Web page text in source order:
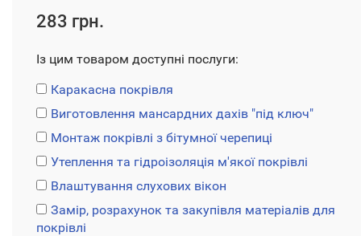
283 грн.
Із цим товаром доступні послуги:
Каракасна покрівля
Виготовлення мансардних дахів "під ключ"
Монтаж покрівлі з бітумної черепиці
Утеплення та гідроізоляція м'якої покрівлі
Влаштування слухових вікон
Замір, розрахунок та закупівля матеріалів для
покрівлі